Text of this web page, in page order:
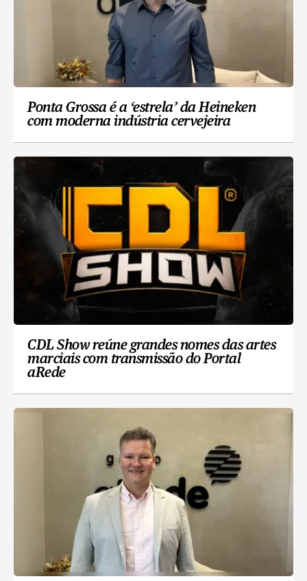
Ponta Grossa é a ‘estrela’ da Heineken
com moderna indústria cervejeira
CDL Show reúne grandes nomes das artes
marciais com transmissão do Portal
aRede